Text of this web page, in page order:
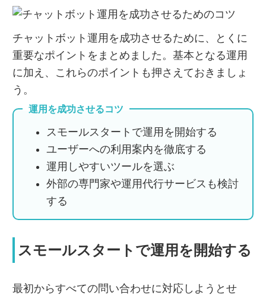
チャットボット運用を成功させるために、とくに
重要なポイントをまとめました。基本となる運用
に加え、これらのポイントも押さえておきましょ
う。
運用を成功させるコツ
スモールスタートで運用を開始する
ユーザーへの利用案内を徹底する
運用しやすいツールを選ぶ
外部の専門家や運用代行サービスも検討
する
スモールスタートで運用を開始する
最初からすべての問い合わせに対応しようとせ